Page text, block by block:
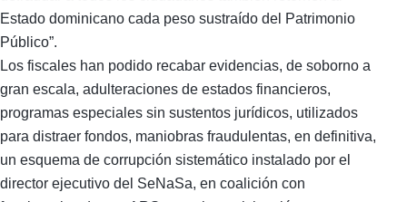
Estado dominicano cada peso sustraído del Patrimonio
Público”.
Los fiscales han podido recabar evidencias, de soborno a
gran escala, adulteraciones de estados financieros,
programas especiales sin sustentos jurídicos, utilizados
para distraer fondos, maniobras fraudulentas, en definitiva,
un esquema de corrupción sistemático instalado por el
director ejecutivo del SeNaSa, en coalición con